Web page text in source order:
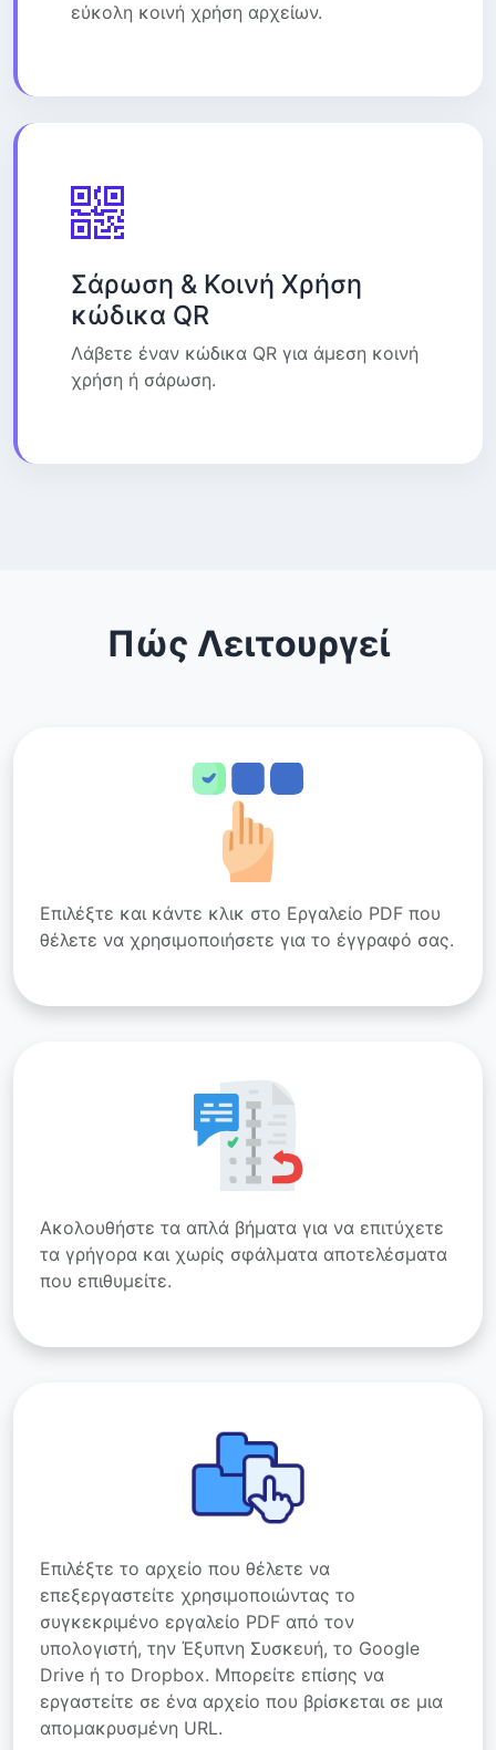
εύκολη κοινή χρήση αρχείων.
Σάρωση & Κοινή Χρήση
κώδικα QR
Λάβετε έναν κώδικα QR για άμεση κοινή
χρήση ή σάρωση.
Πώς Λειτουργεί
Επιλέξτε και κάντε κλικ στο Εργαλείο PDF που
θέλετε να χρησιμοποιήσετε για το έγγραφό σας.
Ακολουθήστε τα απλά βήματα για να επιτύχετε
τα γρήγορα και χωρίς σφάλματα αποτελέσματα
που επιθυμείτε.
Επιλέξτε το αρχείο που θέλετε να
επεξεργαστείτε χρησιμοποιώντας το
συγκεκριμένο εργαλείο PDF από τον
υπολογιστή, την Έξυπνη Συσκευή, το Google
Drive ή το Dropbox. Μπορείτε επίσης να
εργαστείτε σε ένα αρχείο που βρίσκεται σε μια
απομακρυσμένη URL.